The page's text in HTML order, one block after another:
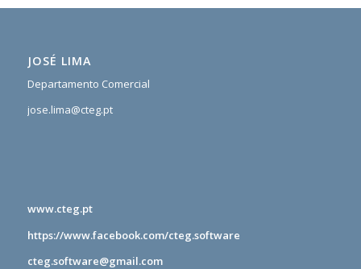
JOSÉ LIMA
Departamento Comercial
jose.lima@cteg.pt
www.cteg.pt
https://www.facebook.com/cteg.software
cteg.software@gmail.com